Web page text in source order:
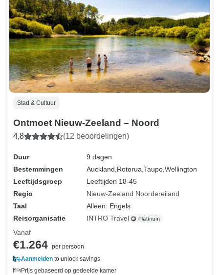
Stad & Cultuur
Ontmoet Nieuw-Zeeland – Noord
4,8 (12 beoordelingen)
Duur
9 dagen
Bestemmingen
Auckland,Rotorua,Taupo,Wellington
Leeftijdsgroep
Leeftijden 18-45
Regio
Nieuw-Zeeland Noordereiland
Taal
Alleen: Engels
Reisorganisatie
INTRO Travel
Vanaf
€1.264 per persoon
Aanmelden to unlock savings
Prijs gebaseerd op gedeelde kamer